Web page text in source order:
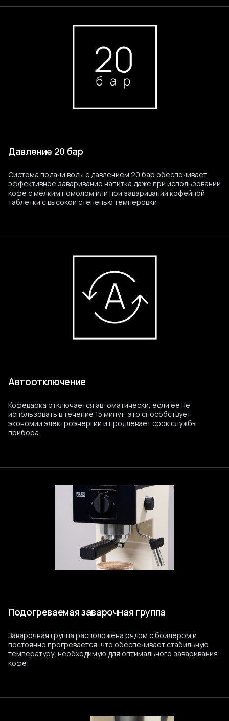
Давление 20 бар
Система подачи воды с давлением 20 бар обеспечивает
эффективное заваривание напитка даже при использовании
кофе с мелким помолом или при заваривании кофейной
таблетки с высокой степенью темперовки
Автоотключение
Кофеварка отключается автоматически, если ее не
использовать в течение 15 минут, это способствует
экономии электроэнергии и продлевает срок службы
прибора
Подогреваемая заварочная группа
Заварочная группа расположена рядом с бойлером и
постоянно прогревается, что обеспечивает стабильную
температуру, необходимую для оптимального заваривания
кофе